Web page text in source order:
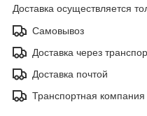
Доставка осуществляется
Самовывоз
Доставка через
Доставка почтой
Транспортная компания